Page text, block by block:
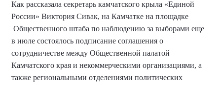
Как рассказала секретарь камчатского крыла «Единой
России» Виктория Сивак, на Камчатке на площадке
Общественного штаба по наблюдению за выборами еще
в июле состоялось подписание соглашения о
сотрудничестве между Общественной палатой
Камчатского края и некоммерческими организациями, а
также региональными отделениями политических